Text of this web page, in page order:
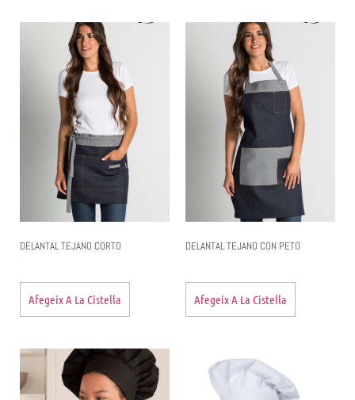
DELANTAL TEJANO CORTO
Afegeix A La Cistella
DELANTAL TEJANO CON PETO
Afegeix A La Cistella